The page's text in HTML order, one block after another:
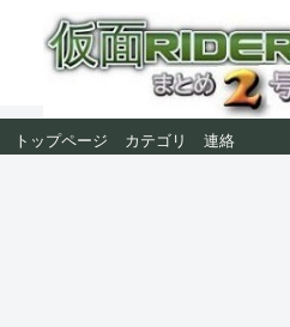
トップページ カテゴリ 連絡